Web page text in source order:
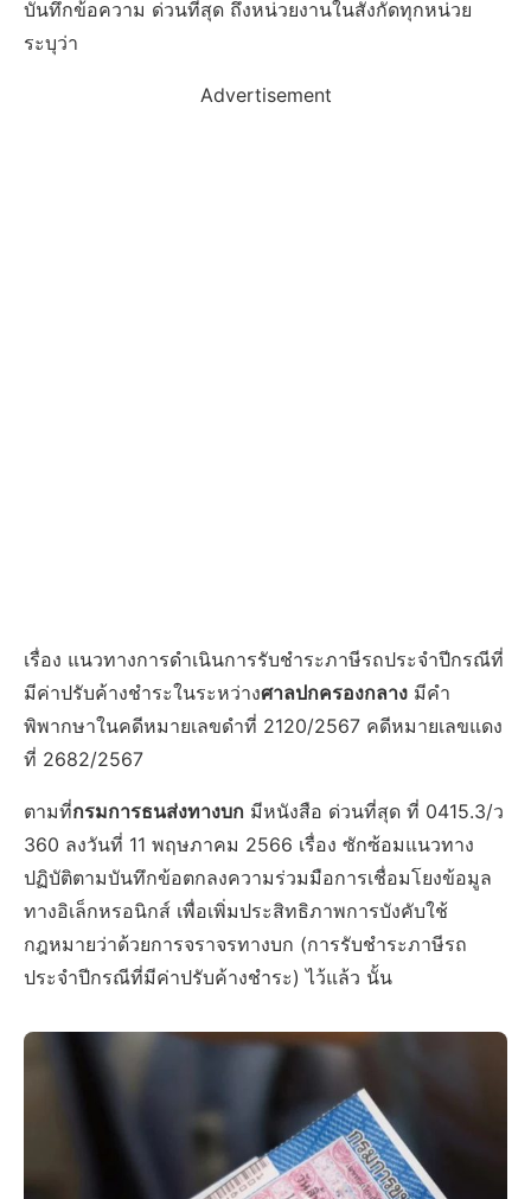
บันทึกข้อความ ด่วนที่สุด ถึงหน่วยงานในสังกัดทุกหน่วย
ระบุว่า
Advertisement
เรื่อง แนวทางการดำเนินการรับชำระภาษีรถประจำปีกรณีที่
มีค่าปรับค้างชำระในระหว่างศาลปกครองกลาง มีคำ
พิพากษาในคดีหมายเลขดำที่ 2120/2567 คดีหมายเลขแดง
ที่ 2682/2567
ตามที่กรมการธนส่งทางบก มีหนังสือ ด่วนที่สุด ที่ 0415.3/ว
360 ลงวันที่ 11 พฤษภาคม 2566 เรื่อง ซักซ้อมแนวทาง
ปฏิบัติตามบันทึกข้อตกลงความร่วมมือการเชื่อมโยงข้อมูล
ทางอิเล็กหรอนิกส์ เพื่อเพิ่มประสิทธิภาพการบังคับใช้
กฎหมายว่าด้วยการจราจรทางบก (การรับชำระภาษีรถ
ประจำปีกรณีที่มีค่าปรับค้างชำระ) ไว้แล้ว นั้น